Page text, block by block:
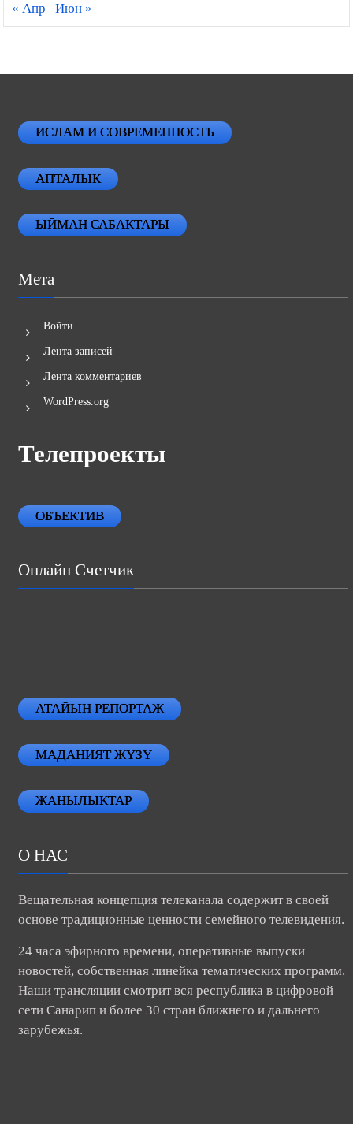
« Апр Июн »
ИСЛАМ И СОВРЕМЕННОСТЬ
АПТАЛЫК
ЫЙМАН САБАКТАРЫ
Мета
Войти
Лента записей
Лента комментариев
WordPress.org
Телепроекты
ОБЪЕКТИВ
Онлайн Счетчик
АТАЙЫН РЕПОРТАЖ
МАДАНИЯТ ЖҮЗҮ
ЖАНЫЛЫКТАР
О НАС
Вещательная концепция телеканала содержит в своей
основе традиционные ценности семейного телевидения.
24 часа эфирного времени, оперативные выпуски
новостей, собственная линейка тематических программ.
Наши трансляции смотрит вся республика в цифровой
сети Санарип и более 30 стран ближнего и дальнего
зарубежья.